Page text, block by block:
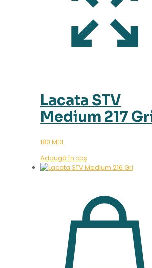
Lacata STV
Medium 217
180 MDL
Adaugă în coș